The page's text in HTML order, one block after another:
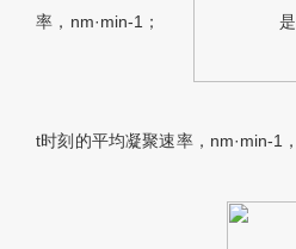
率，nm·min-1； 是
t时刻的平均凝聚速率，nm·min-1，